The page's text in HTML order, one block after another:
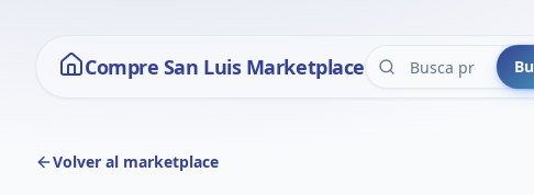
Compre San Luis Marketplace
Volver al marketplace